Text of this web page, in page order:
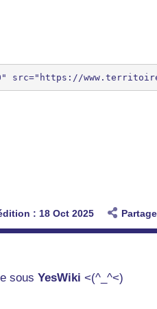
: 18 Oct 2025
sous YesWiki <(^_^<)